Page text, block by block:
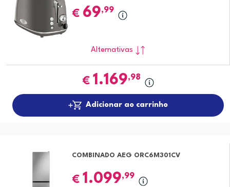
€ 69,99
Alternativas
€ 1.169,98
Adicionar ao carrinho
COMBINADO AEG ORC6M301CV
€ 1.099,99